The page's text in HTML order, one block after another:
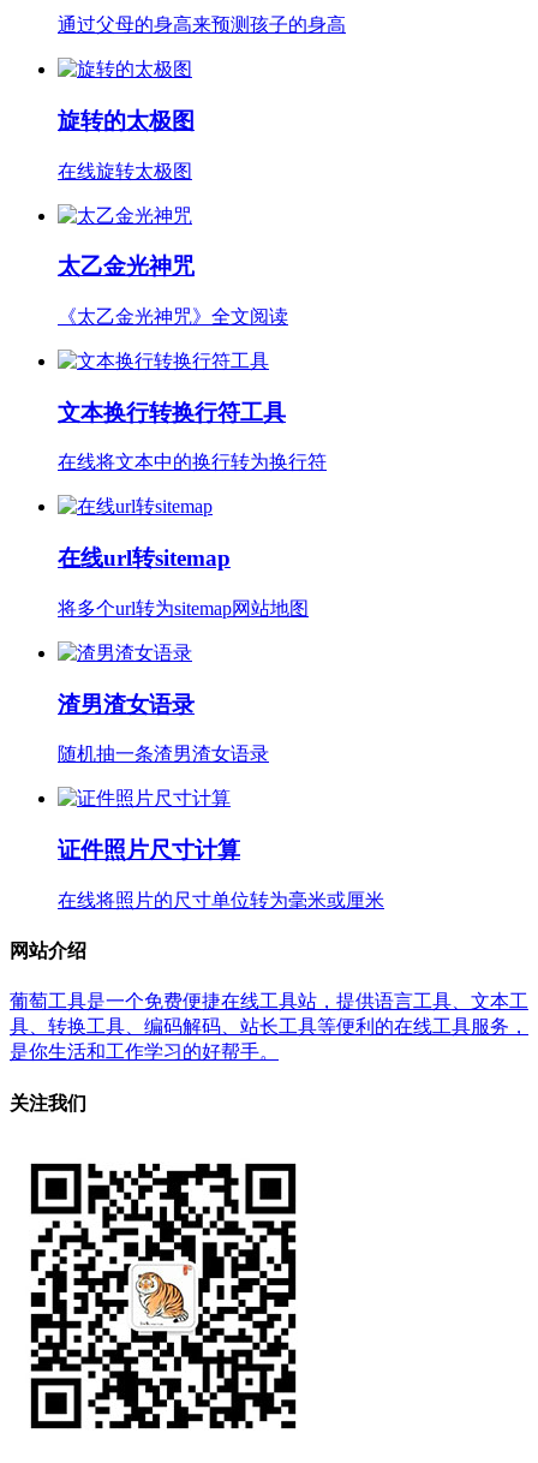
通过父母的身高来预测孩子的身高
旋转的太极图
在线旋转太极图
太乙金光神咒
《太乙金光神咒》全文阅读
文本换行转换行符工具
在线将文本中的换行转为换行符
在线url转sitemap
将多个url转为sitemap网站地图
渣男渣女语录
随机抽一条渣男渣女语录
证件照片尺寸计算
在线将照片的尺寸单位转为毫米或厘米
网站介绍
葡萄工具是一个免费便捷在线工具站，提供语言工具、文本工
具、转换工具、编码解码、站长工具等便利的在线工具服务，
是你生活和工作学习的好帮手。
关注我们